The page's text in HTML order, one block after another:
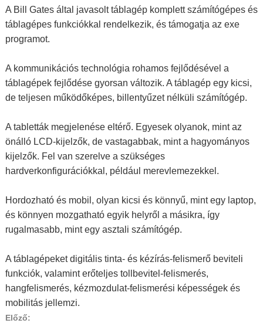
A Bill Gates által javasolt táblagép komplett számítógépes és
táblagépes funkciókkal rendelkezik, és támogatja az exe
programot.
A kommunikációs technológia rohamos fejlődésével a
táblagépek fejlődése gyorsan változik. A táblagép egy kicsi,
de teljesen működőképes, billentyűzet nélküli számítógép.
A tabletták megjelenése eltérő. Egyesek olyanok, mint az
önálló LCD-kijelzők, de vastagabbak, mint a hagyományos
kijelzők. Fel van szerelve a szükséges
hardverkonfigurációkkal, például merevlemezekkel.
Hordozható és mobil, olyan kicsi és könnyű, mint egy laptop,
és könnyen mozgatható egyik helyről a másikra, így
rugalmasabb, mint egy asztali számítógép.
A táblagépeket digitális tinta- és kézírás-felismerő beviteli
funkciók, valamint erőteljes tollbevitel-felismerés,
hangfelismerés, kézmozdulat-felismerési képességek és
mobilitás jellemzi.
Előző: